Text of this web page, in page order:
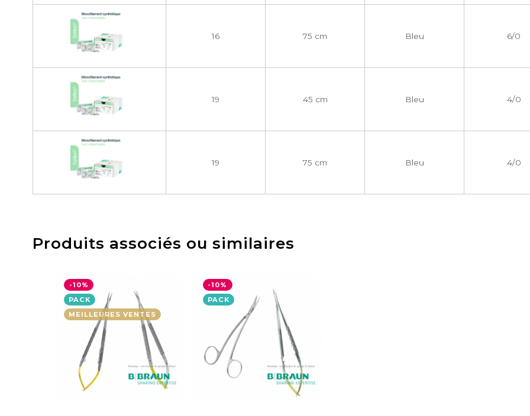
16 75 cm Bleu 6/0
19 45 cm Bleu 4/0
19 75 cm Bleu 4/0
Produits associés ou similaires
-10%
PACK
MEILLEURES VENTES
-10%
PACK